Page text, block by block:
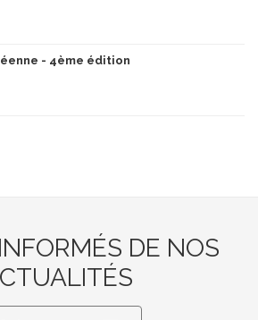
- 4ème édition
DE NOS